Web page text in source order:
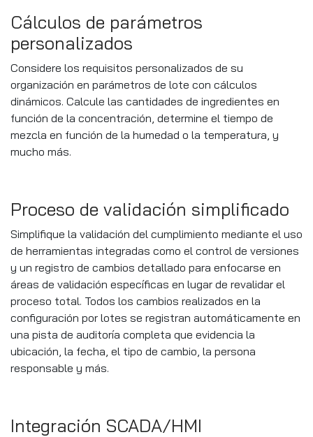
Cálculos de parámetros
personalizados
Considere los requisitos personalizados de su
organización en parámetros de lote con cálculos
dinámicos. Calcule las cantidades de ingredientes en
función de la concentración, determine el tiempo de
mezcla en función de la humedad o la temperatura, y
mucho más.
Proceso de validación simplificado
Simplifique la validación del cumplimiento mediante el uso
de herramientas integradas como el control de versiones
y un registro de cambios detallado para enfocarse en
áreas de validación específicas en lugar de revalidar el
proceso total. Todos los cambios realizados en la
configuración por lotes se registran automáticamente en
una pista de auditoría completa que evidencia la
ubicación, la fecha, el tipo de cambio, la persona
responsable y más.
Integración SCADA/HMI